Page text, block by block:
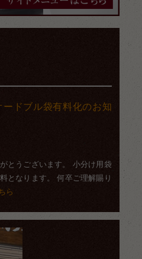
ドブル袋有料化のお知
とうございます。 小分け用袋
となります。 何卒ご理解賜り
ら